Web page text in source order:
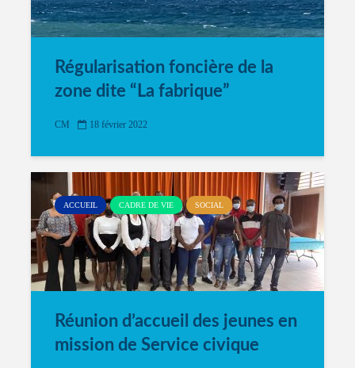
Régularisation foncière de la
zone dite “La fabrique”
CM 18 février 2022
ACCUEIL CADRE DE VIE SOCIAL
Réunion d’accueil des jeunes en
mission de Service civique